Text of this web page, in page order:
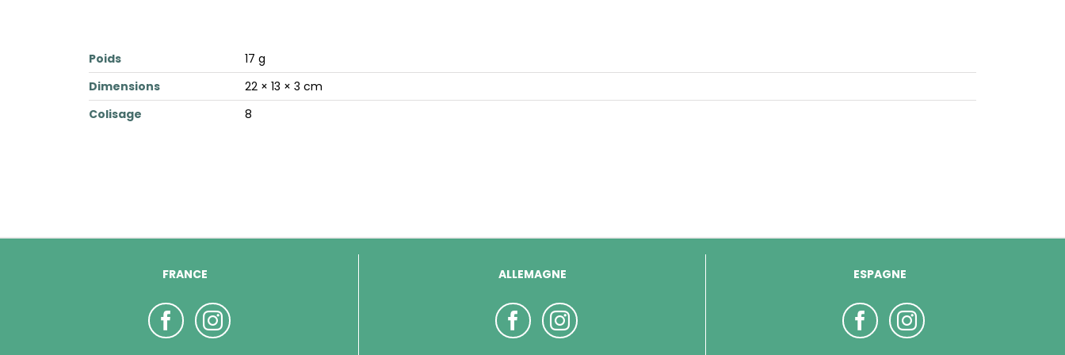
Poids
17 g
Dimensions
22 × 13 × 3 cm
Colisage
8
FRANCE ALLEMAGNE ESPAGNE